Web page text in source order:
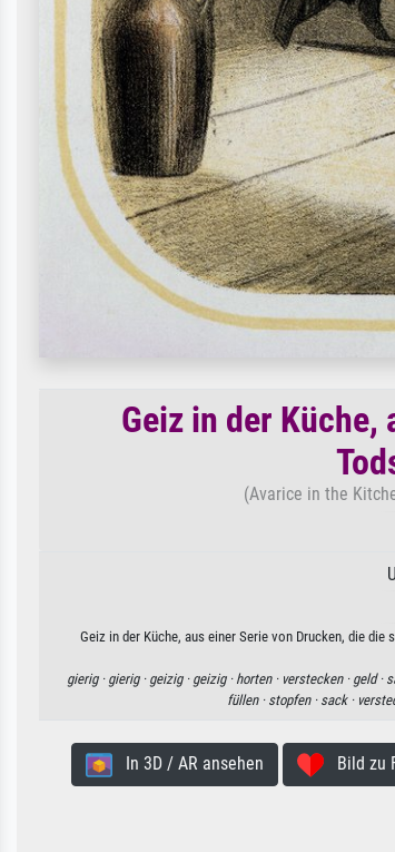
Geiz in der Küche,
(Avarice in the
Geiz in der Küche, aus einer Serie von Drucken, die
gierig · gierig · geizig · geizig · horten · verstecken · geld ·
füllen · stopfen · sack ·
In 3D / AR ansehen Bild zu